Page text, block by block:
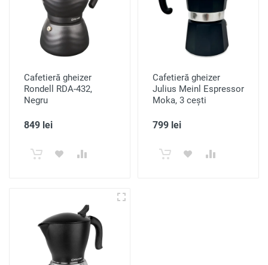
Cafetieră gheizer
Rondell RDA-432,
Negru
849 lei
Cafetieră gheizer
Julius Meinl Espressor
Moka, 3 cești
799 lei